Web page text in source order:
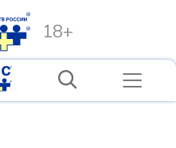
18+